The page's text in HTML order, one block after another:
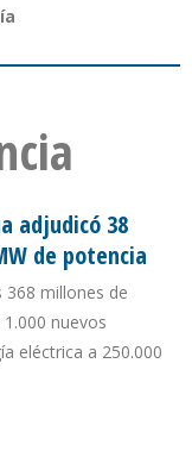
adjudicó 38
de potencia
368 millones de
nuevos
eléctrica a 250.000